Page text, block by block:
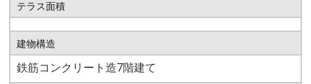
テラス面積
建物構造
鉄筋コンクリート造7階建て